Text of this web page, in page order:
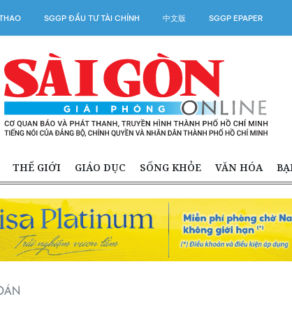
SGGP ĐẦU TƯ TÀI CHÍNH 中文版 SGGP EPAPER
THẾ GIỚI GIÁO DỤC SỐNG KHỎE VĂN HÓA